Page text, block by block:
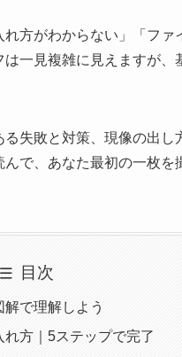
方がわからない」「ファ
一見複雑に見えますが
失敗と対策、現像の出し
で、あなた最初の一枚を
目次
で理解しよう
れ方｜5ステップで完了